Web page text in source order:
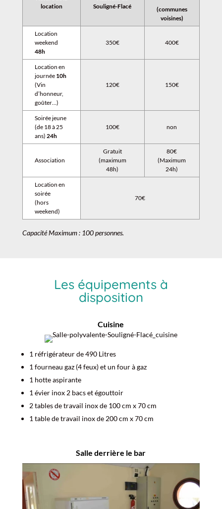
location
Souligné-Flacé
(communes
voisines)
Location
weekend
48h
350€ 400€
Location en
journée 10h
(Vin
d’honneur,
goûter…)
120€ 150€
Soirée jeune
(de 18 à 25
ans) 24h
100€ non
Association
Gratuit
(maximum
48h)
80€
(Maximum
24h)
Location en
soirée
(hors
weekend)
70€
Capacité Maximum : 100 personnes.
Les équipements à
disposition
Cuisine
1 réfrigérateur de 490 Litres
1 fourneau gaz (4 feux) et un four à gaz
1 hotte aspirante
1 évier inox 2 bacs et égouttoir
2 tables de travail inox de 100 cm x 70 cm
1 table de travail inox de 200 cm x 70 cm
Salle derrière le bar